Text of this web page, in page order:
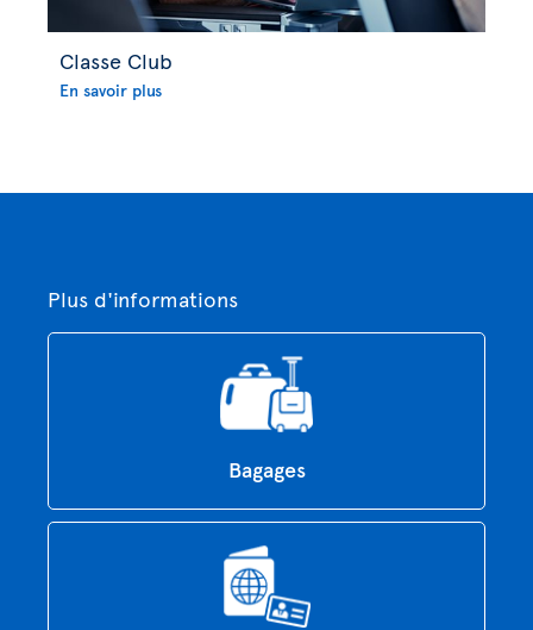
Classe Club
En savoir plus
Plus d'informations
Bagages